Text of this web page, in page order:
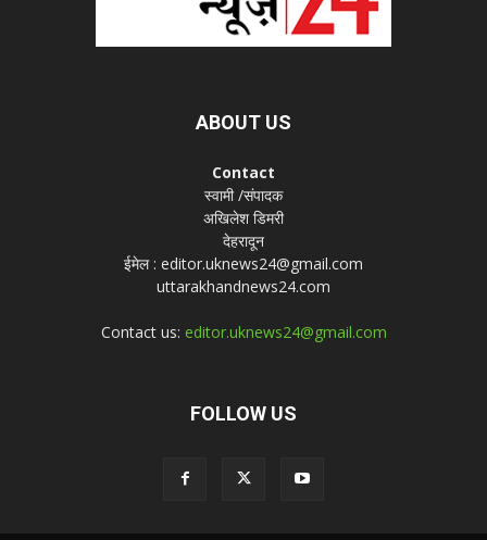
ABOUT US
Contact
स्वामी /संपादक
अखिलेश डिमरी
देहरादून
ईमेल : editor.uknews24@gmail.com
uttarakhandnews24.com
Contact us: editor.uknews24@gmail.com
FOLLOW US